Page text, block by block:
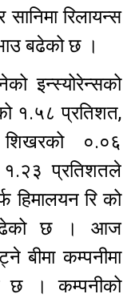
रिलायन्स
बढेको छ ।
इन्स्योरेन्सको
१.५८ प्रतिशत,
०.०६
१.२३ प्रतिशतले
हिमालयन रि को
छ । आज
बीमा कम्पनीमा
छ । कम्पनीको